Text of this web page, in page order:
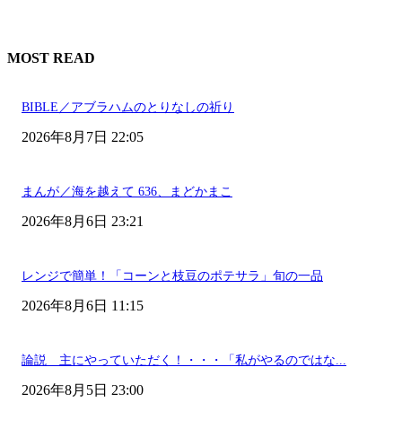
MOST READ
BIBLE／アブラハムのとりなしの祈り
2026年8月7日 22:05
まんが／海を越えて 636、まどかまこ
2026年8月6日 23:21
レンジで簡単！「コーンと枝豆のポテサラ」旬の一品
2026年8月6日 11:15
論説 主にやっていただく！・・・「私がやるのではな...
2026年8月5日 23:00